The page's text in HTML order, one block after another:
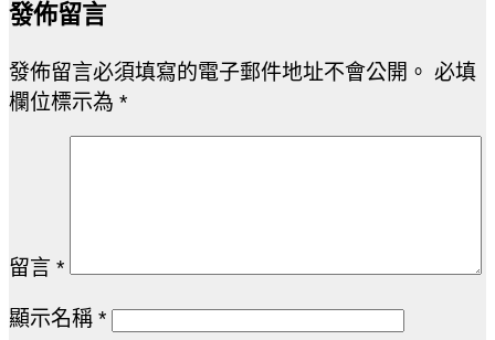
發佈留言
發佈留言必須填寫的電子郵件地址不會公開。 必填
欄位標示為 *
留言 *
顯示名稱 *